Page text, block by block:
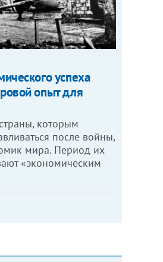
успеха
опыт для
которым
после войны,
мира. Период их
«экономическим